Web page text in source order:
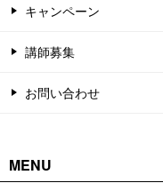
キャンペーン
講師募集
お問い合わせ
MENU